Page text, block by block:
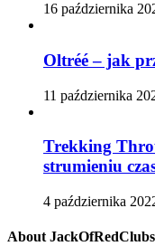
16 października
Oltréé – jak
11 października
Trekking
strumieniu
4 października
About JackOfRedClubs